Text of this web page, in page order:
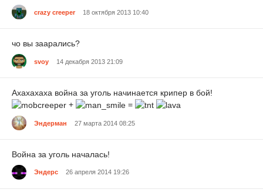
crazy creeper 18 октября 2013 10:40
чо вы заарались?
svoy 14 декабря 2013 21:09
Ахахахаха война за уголь начинается крипер в бой!
+
=
Эндерман 27 марта 2014 08:25
Война за уголь началась!
Эндерс 26 апреля 2014 19:26